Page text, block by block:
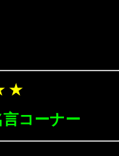
★
コーナー